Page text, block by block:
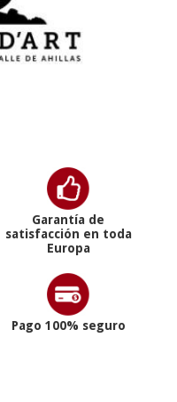
Garantía de
satisfacción en toda
Europa
Pago 100% seguro